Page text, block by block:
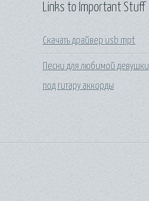
Links to Important Stuff
Скачать драйвер usb mpt
Песни для любимой девушки
под гитару аккорды